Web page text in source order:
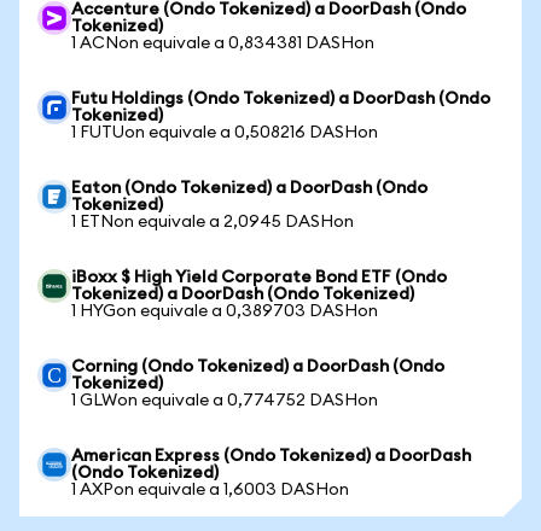
Accenture (Ondo Tokenized) a DoorDash (Ondo
Tokenized)
1 ACNon equivale a 0,834381 DASHon
Futu Holdings (Ondo Tokenized) a DoorDash (Ondo
Tokenized)
1 FUTUon equivale a 0,508216 DASHon
Eaton (Ondo Tokenized) a DoorDash (Ondo
Tokenized)
1 ETNon equivale a 2,0945 DASHon
iBoxx $ High Yield Corporate Bond ETF (Ondo
Tokenized) a DoorDash (Ondo Tokenized)
1 HYGon equivale a 0,389703 DASHon
Corning (Ondo Tokenized) a DoorDash (Ondo
Tokenized)
1 GLWon equivale a 0,774752 DASHon
American Express (Ondo Tokenized) a DoorDash
(Ondo Tokenized)
1 AXPon equivale a 1,6003 DASHon